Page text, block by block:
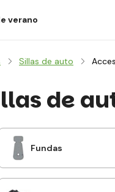
verano
Sillas de auto
de
Fundas